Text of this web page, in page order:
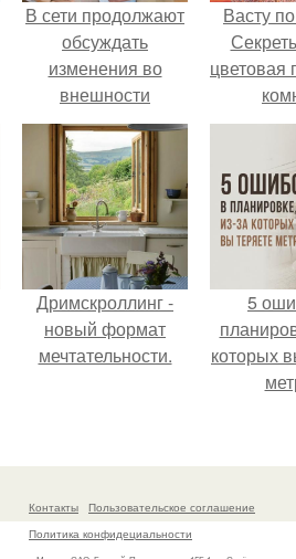
В сети продолжают
обсуждать
изменения во
внешности
актрисы.
Васту
цветовая
Дримскроллинг -
новый формат
мечтательности.
5
которых
Контакты
Пользовательское соглашение
Политика конфидециальности